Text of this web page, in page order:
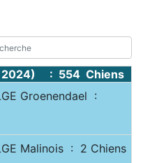
2024) : 554 Chiens
Groenendael :
Malinois : 2 Chiens